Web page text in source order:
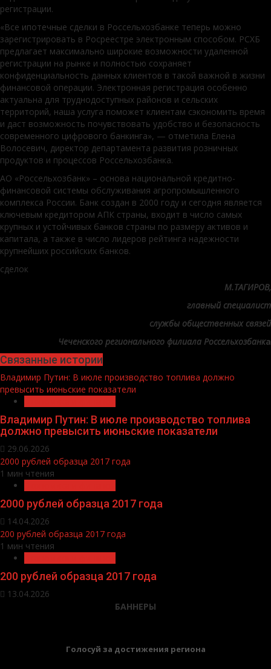
регистрации.
«Все ипотечные сделки в Россельхозбанке теперь можно
зарегистрировать в Росреестре электронным способом. РСХБ
предлагает максимально широкие возможности удаленной
регистрации на рынке и полностью сохраняет
конфиденциальность данных клиентов в такой важной в жизни
финансовой операции. Электронная регистрация особенно
актуальна для труднодоступных районов и сельских
территорий, наша услуга поможет клиентам сэкономить время
и даст возможность почувствовать удобство и безопасность
современного цифрового банкинга», — отметила Елена
Волосевич, директор департамента развития розничных
продуктов и процессов Россельхозбанка.
АО «Россельхозбанк» – основа национальной кредитно-
финансовой системы обслуживания агропромышленного
комплекса России. Банк создан в 2000 году и сегодня является
ключевым кредитором АПК страны, входит в число самых
крупных и устойчивых банков страны по размеру активов и
капитала, а также в число лидеров рейтинга надежности
крупнейших российских банков.
сделок
М.ТАГИРОВ,
главный специалист
службы общественных связей
Чеченского регионального филиала Россельхозбанка
Связанные истории
Владимир Путин: В июле производство топлива должно
превысить июньские показатели
Владимир Путин: В июле производство топлива
должно превысить июньские показатели
29.06.2026
2000 рублей образца 2017 года
1 мин чтения
2000 рублей образца 2017 года
14.04.2026
200 рублей образца 2017 года
1 мин чтения
200 рублей образца 2017 года
13.04.2026
БАННЕРЫ
Голосуй за достижения региона